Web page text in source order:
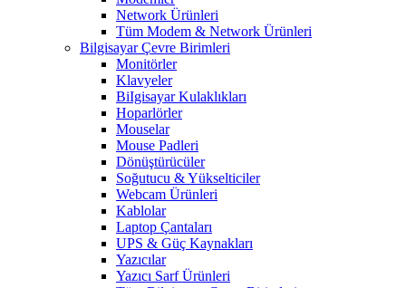
Network Ürünleri
Tüm Modem & Network Ürünleri
Bilgisayar Çevre Birimleri
Monitörler
Klavyeler
BiIgisayar Kulaklıkları
Hoparlörler
Mouselar
Mouse Padleri
Dönüştürücüler
Soğutucu & Yükselticiler
Webcam Ürünleri
Kablolar
Laptop Çantaları
UPS & Güç Kaynakları
Yazıcılar
Yazıcı Sarf Ürünleri